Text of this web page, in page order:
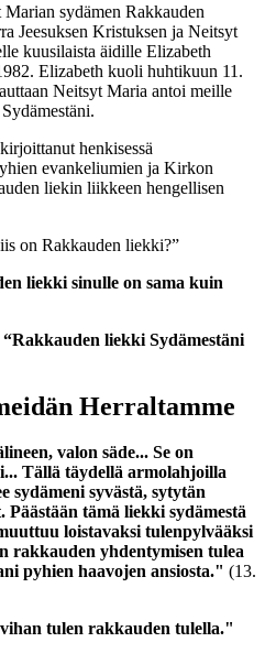
sydämen Rakkauden
Jeesuksen Kristuksen ja Neitsyt
kuusilaista äidille Elizabeth
Elizabeth kuoli huhtikuun 11.
Neitsyt Maria antoi meille
henkisessä
evankeliumien ja Kirkon
liekin liikkeen hengellisen
on Rakkauden liekki?”
liekki sinulle on sama kuin
“Rakkauden liekki Sydämestäni
Herraltamme
valon säde... Se on
Tällä täydellä armolahjoilla
sydämeni syvästä, sytytän
Päästään tämä liekki sydämestä
loistavaksi tulenpylvääksi
rakkauden yhdentymisen tulea
pyhien haavojen ansiosta." (13.
tulen rakkauden tulella."